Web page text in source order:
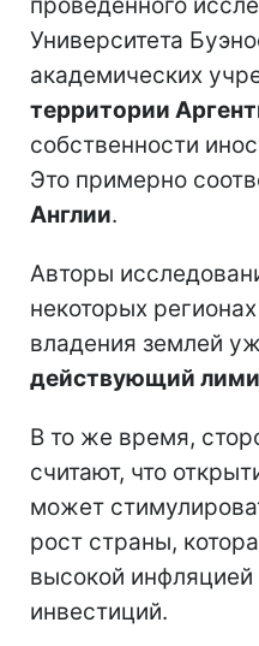
Университета
академических
территории
собственности
Это примерно
Англии.
Авторы
некоторых
владения землей
действующий
В то же время,
считают, что
может
рост страны,
высокой инфляцией
инвестиций.